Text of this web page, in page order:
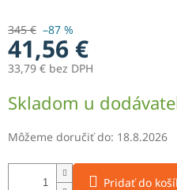
345 € –87 %
41,56 €
33,79 € bez DPH
cena:
Skladom u
Môžeme doručiť do: 18.8.2026
Pridať do